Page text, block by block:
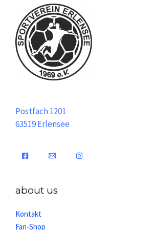
Postfach 1201
63519 Erlensee
about us
Kontakt
Fan-Shop